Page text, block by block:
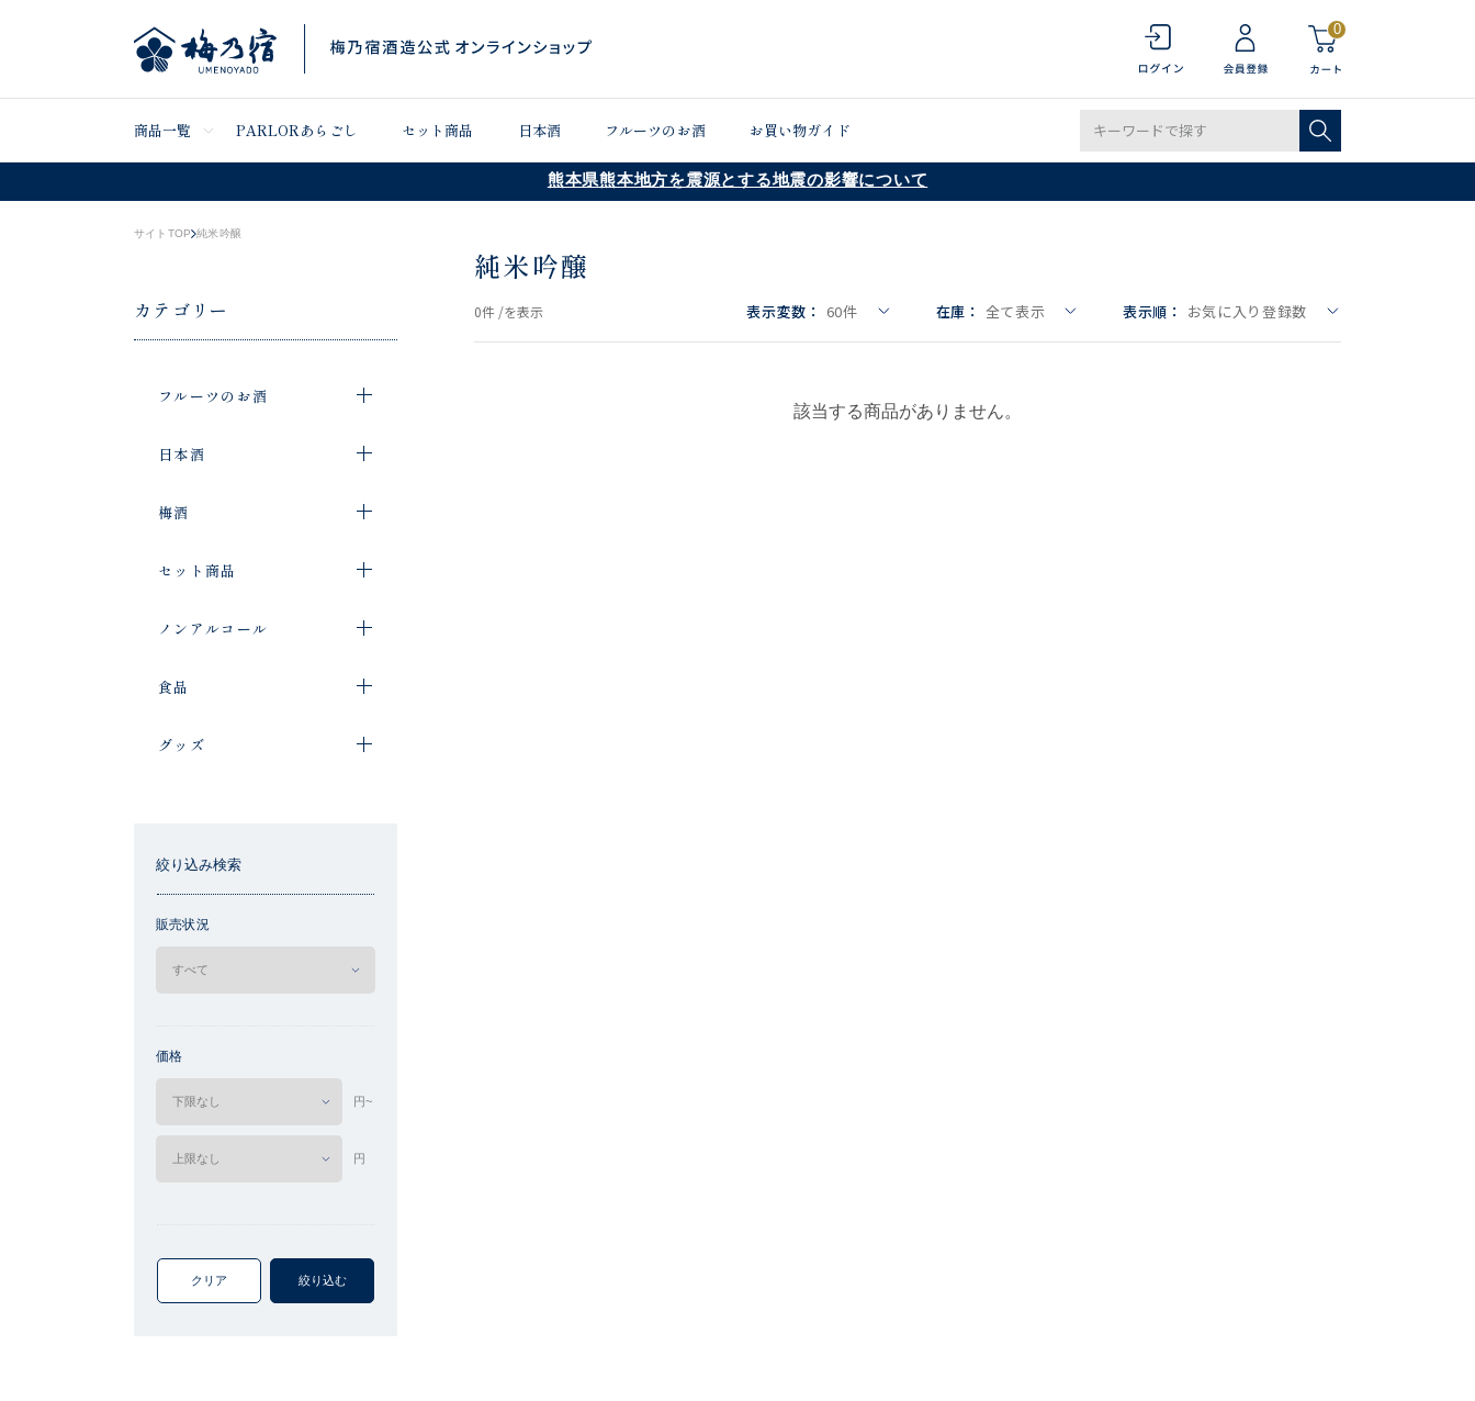
0
商品一覧 PARLORあらごし セット商品 日本酒 フルーツのお酒 お買い物ガイド
熊本県熊本地方を震源とする地震の影響について
サイトTOP 純米吟醸
カテゴリー
フルーツのお酒
日本酒
梅酒
セット商品
ノンアルコール
食品
グッズ
絞り込み検索
販売状況
価格
円~
円
クリア 絞り込む
純米吟醸
0件 /を表示 表示変数： 60件 在庫： 全て表示 表示順： お気に入り登録数
該当する商品がありません。